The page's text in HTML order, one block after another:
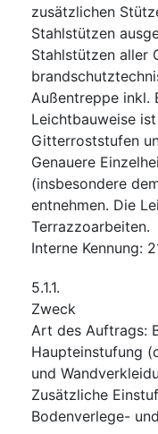
zusätzlichen
Stahlstützen
Stahlstützen aller
Außentreppe inkl.
Leichtbauweise
Gitterroststufen
Genauere
(insbesondere
entnehmen. Die
Terrazzoarbeiten.
Interne Kennung:
5.1.1.
Zweck
Art des Auftrags:
Haupteinstufung (
und
Zusätzliche
Bodenverlege-